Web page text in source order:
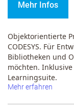
Mehr Infos
Objektorientierte
CODESYS. Für
Bibliotheken und
möchten.
Learningsuite.
Mehr erfahren